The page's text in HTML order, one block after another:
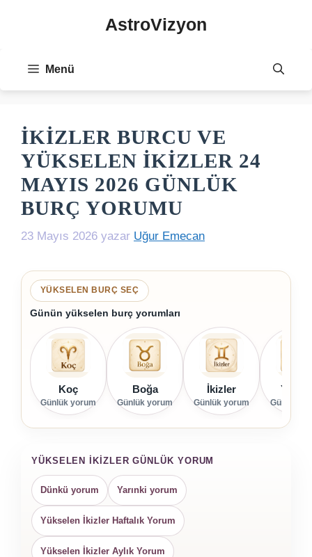
AstroVizyon
Menü
İKIZLER BURCU VE
YÜKSELEN İKIZLER 24
MAYIS 2026 GÜNLÜK
BURÇ YORUMU
23 Mayıs 2026 yazar Uğur Emecan
YÜKSELEN BURÇ SEÇ
Günün yükselen burç yorumları
Koç
Günlük yorum
Boğa
Günlük yorum
İkizler
Günlük yorum Günlük
YÜKSELEN İKIZLER GÜNLÜK YORUM
Dünkü yorum Yarınki yorum
Yükselen İkizler Haftalık Yorum
Yükselen İkizler Aylık Yorum